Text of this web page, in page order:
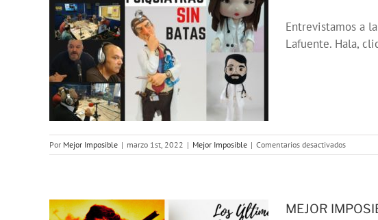
Entrevistamos a
Lafuente. Hala,
Por Mejor Imposible | marzo 1st, 2022 | Mejor Imposible | Comentarios desactivadosen
MEJOR
batas»
MEJOR